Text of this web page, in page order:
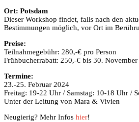
Ort: Potsdam
Dieser Workshop findet, falls nach den
Bestimmungen möglich, vor Ort im
Preise:
Teilnahmegebühr: 280,-€ pro Person
Frühbucherrabatt: 250,-€ bis 30. November
Termine:
23.-25. Februar 2024
Freitag: 19-22 Uhr / Samstag: 10-18 Uhr /
Unter der Leitung von Mara & Vivien
Neugierig? Mehr Infos hier!